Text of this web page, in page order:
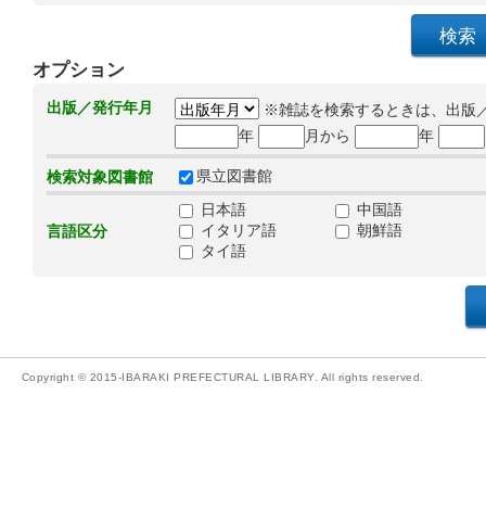
オプション
出版／発行年月
※雑誌を検索するときは、出版
年
月から 年
検索対象図書館 県立図書館
言語区分
日本語
中国語
イタリア語
朝鮮語
タイ語
Copyright © 2015-IBARAKI PREFECTURAL LIBRARY. All rights reserved.